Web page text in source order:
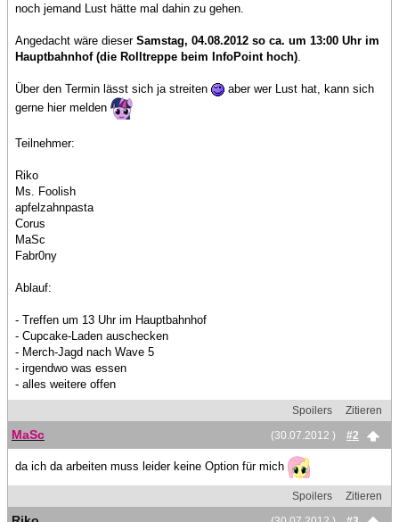
noch jemand Lust hätte mal dahin zu gehen.
Angedacht wäre dieser Samstag, 04.08.2012 so ca. um 13:00 Uhr im
Hauptbahnhof (die Rolltreppe beim InfoPoint hoch).
Über den Termin lässt sich ja streiten
aber wer Lust hat, kann sich
gerne hier melden
Teilnehmer:
Riko
Ms. Foolish
apfelzahnpasta
Corus
MaSc
Fabr0ny
Ablauf:
- Treffen um 13 Uhr im Hauptbahnhof
- Cupcake-Laden auschecken
- Merch-Jagd nach Wave 5
- irgendwo was essen
- alles weitere offen
Spoilers
Zitieren
(30.07.2012 )
#2
MaSc
da ich da arbeiten muss leider keine Option für mich
Spoilers
Zitieren